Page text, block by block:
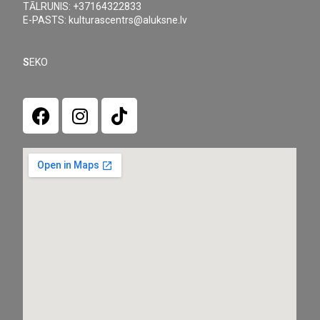
TĀLRUNIS: +37164322833
E-PASTS: kulturascentrs@aluksne.lv
SEKO